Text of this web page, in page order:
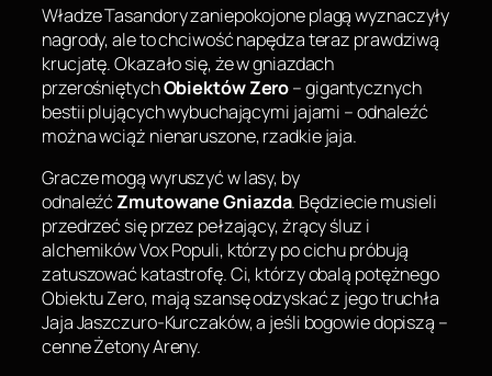
Władze Tasandory zaniepokojone plagą wyznaczyły
nagrody, ale to chciwość napędza teraz prawdziwą
krucjatę. Okazało się, że w gniazdach
przerośniętychObiektów Zero– gigantycznych
bestii plujących wybuchającymi jajami – odnaleźć
można wciąż nienaruszone, rzadkie jaja.
Gracze mogą wyruszyć w lasy, by
odnaleźć Zmutowane Gniazda. Będziecie musieli
przedrzeć się przez pełzający, żrący śluz i
alchemików Vox Populi, którzy po cichu próbują
zatuszować katastrofę. Ci, którzy obalą potężnego
Obiektu Zero, mają szansę odzyskać z jego truchła
Jaja Jaszczuro-Kurczaków, a jeśli bogowie dopiszą –
cenne Żetony Areny.